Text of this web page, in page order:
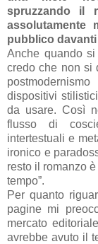
spruzzando il
assolutamente
pubblico
Anche quando
credo che non si
dispositivi
da usare. Così
flusso di
intertestuali e
ironico e
resto il romanzo
tempo”.
Per quanto
pagine mi
mercato
avrebbe avuto il